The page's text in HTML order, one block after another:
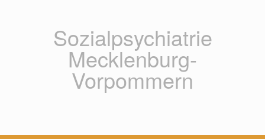
Sozialpsychiatrie
Mecklenburg-
Vorpommern